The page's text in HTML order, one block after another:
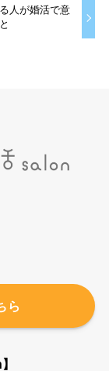
人が婚活で意
ら